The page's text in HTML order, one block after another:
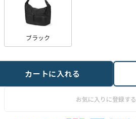
ブラック
お気に入りに登録する
カートに入れる